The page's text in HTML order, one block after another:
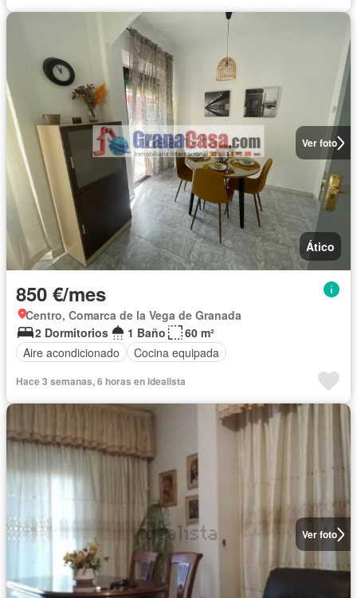
Ver foto
Ático
850 €/mes
Centro, Comarca de la Vega de Granada
2 Dormitorios
1 Baño
60 m²
Aire acondicionado
Cocina equipada
Hace 3 semanas, 6 horas en idealista
Ver foto